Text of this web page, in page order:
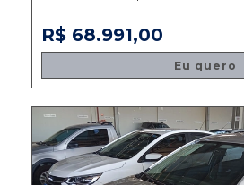
R$ 68.991,00
Eu quero